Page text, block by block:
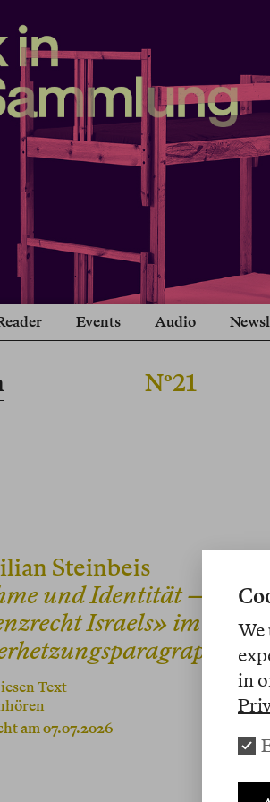
Events Audio
Nº21
Steinbeis
und Identität – zum
Israels» im
Text
am 07.07.2026
We
in